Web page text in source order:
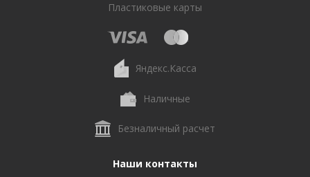
Пластиковые карты
Яндекс.Касса
Наличные
Безналичный расчет
Наши контакты